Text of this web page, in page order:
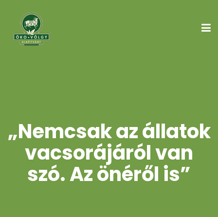
„Nemcsak az állatok
vacsorájáról van
szó. Az önéről is”